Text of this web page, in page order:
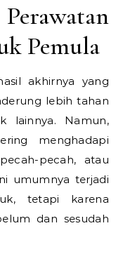
Pemula
akhirnya yang
lebih tahan
lainnya. Namun,
menghadapi
pecah, atau
umumnya terjadi
tetapi karena
dan sesudah